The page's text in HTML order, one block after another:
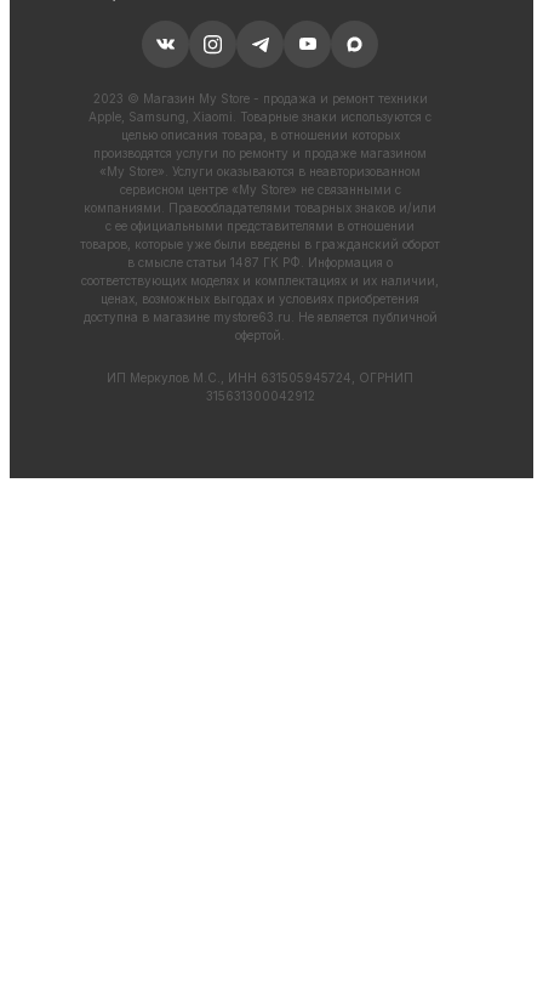
2023 © Магазин My Store - продажа и ремонт техники
Apple, Samsung, Xiaomi. Товарные знаки используются с
целью описания товара, в отношении которых
производятся услуги по ремонту и продаже магазином
«My Store». Услуги оказываются в неавторизованном
сервисном центре «My Store» не связанными с
компаниями. Правообладателями товарных знаков и/или
с ее официальными представителями в отношении
товаров, которые уже были введены в гражданский оборот
в смысле статьи 1487 ГК РФ. Информация о
соответствующих моделях и комплектациях и их наличии,
ценах, возможных выгодах и условиях приобретения
доступна в магазине mystore63.ru . Не является публичной
офертой.
ИП Меркулов М.С., ИНН 631505945724, ОГРНИП
315631300042912